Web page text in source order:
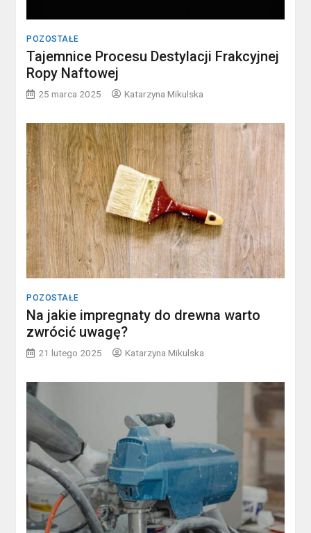
POZOSTAŁE
Tajemnice Procesu Destylacji Frakcyjnej
Ropy Naftowej
25 marca 2025 Katarzyna Mikulska
POZOSTAŁE
Na jakie impregnaty do drewna warto
zwrócić uwagę?
21 lutego 2025 Katarzyna Mikulska